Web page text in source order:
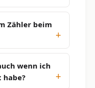
Zähler beim
wenn ich
habe?